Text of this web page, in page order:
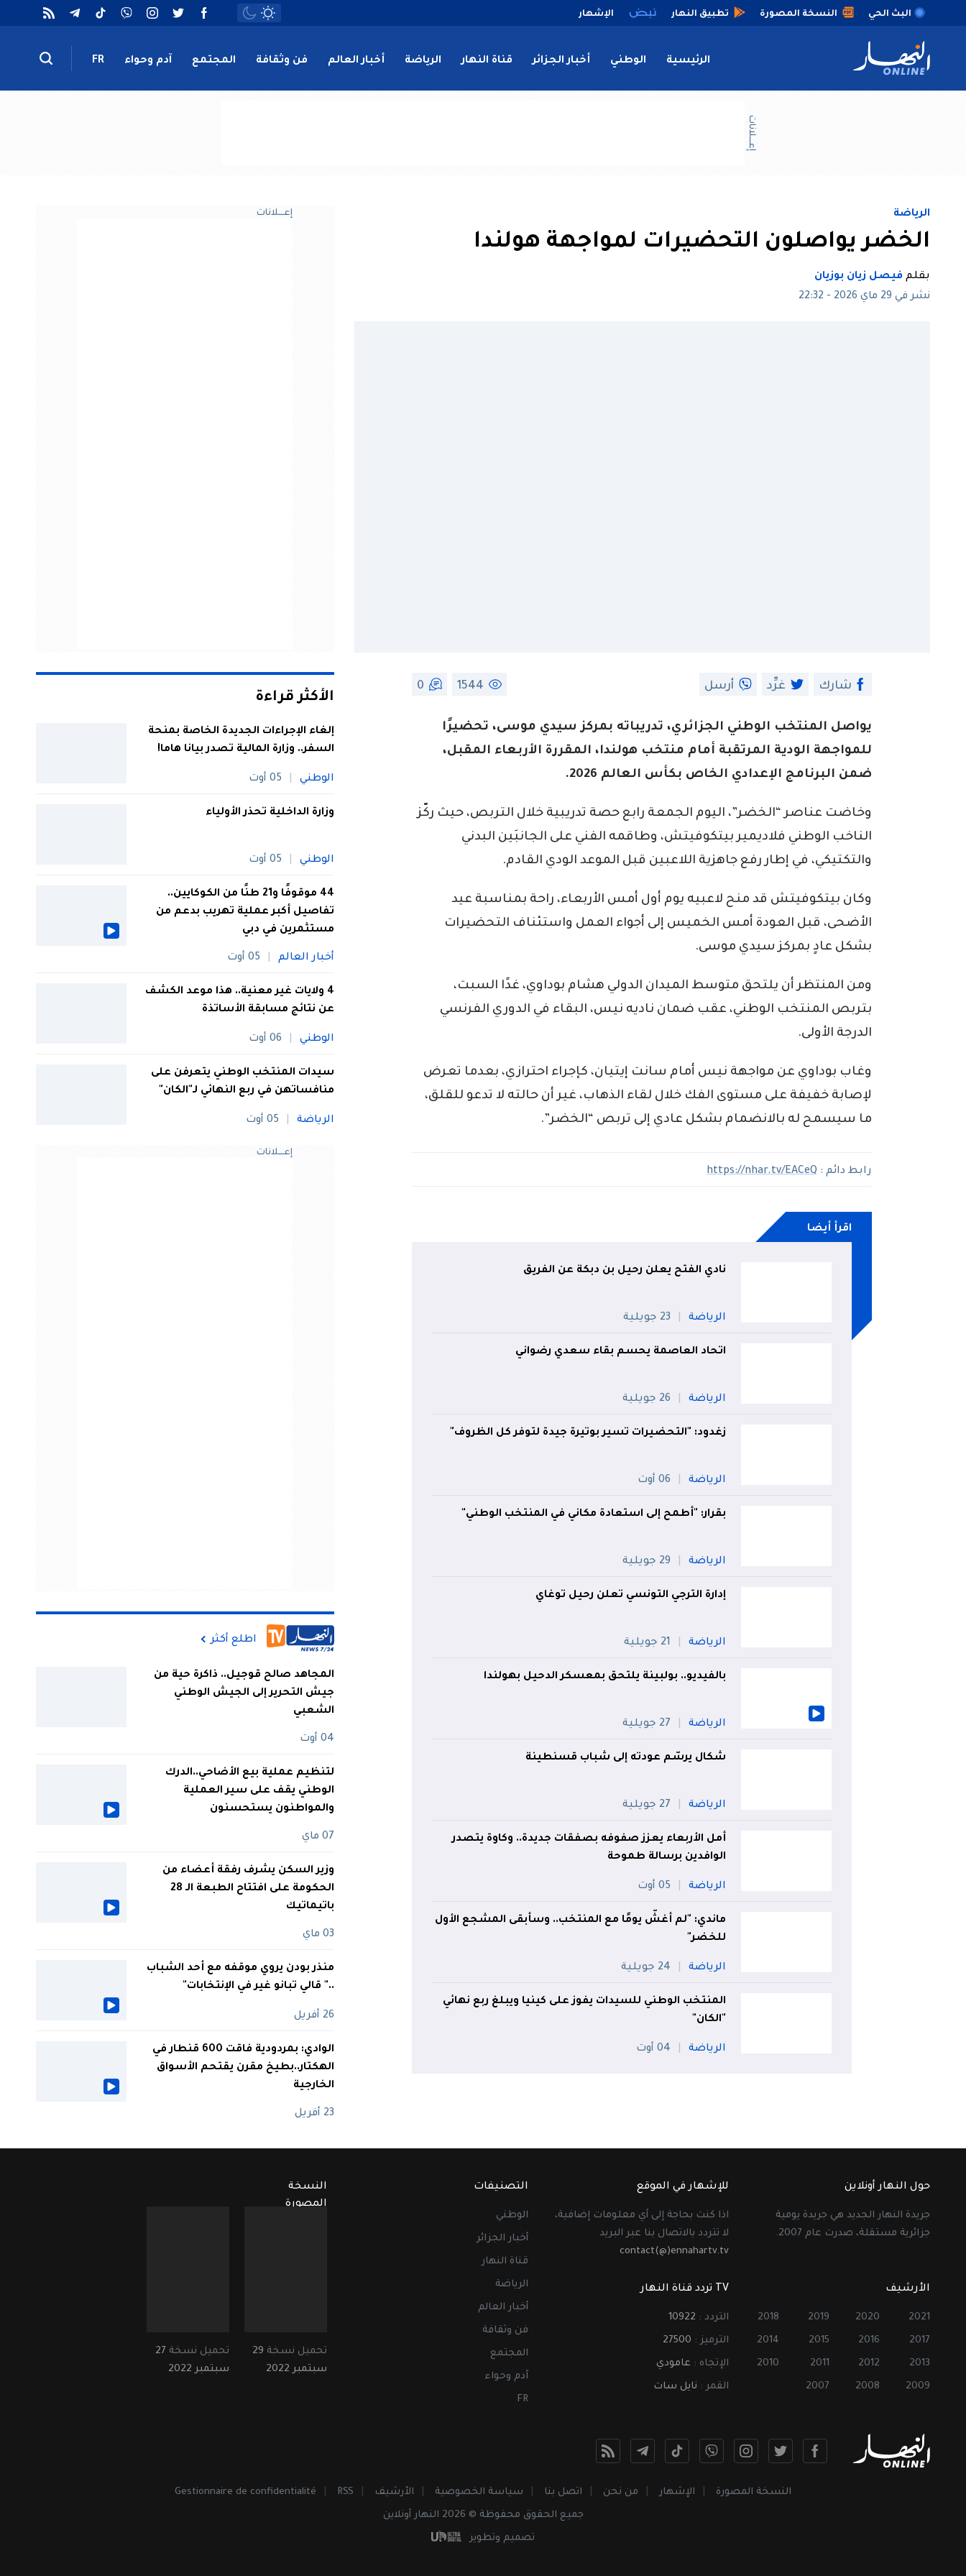
البث الحي النسخة المصورة تطبيق النهار الإشهار
الرئيسية الوطني أخبار الجزائر قناة النهار الرياضة أخبار العالم فن وثقافة المجتمع آدم وحواء FR
إعــــلانات
الرياضة
الخضر يواصلون التحضيرات لمواجهة هولندا
بقلم فيصل زيان بوزيان
نشر في 29 ماي 2026 - 22:32
شارك غرِّد أرسل 1544
0
يواصل المنتخب الوطني الجزائري، تدريباته بمركز سيدي موسى، تحضيرًا
للمواجهة الودية المرتقبة أمام منتخب هولندا، المقررة الأربعاء المقبل،
ضمن البرنامج الإعدادي الخاص بكأس العالم 2026.
وخاضت عناصر “الخضر”، اليوم الجمعة رابع حصة تدريبية خلال التربص، حيث ركّز
الناخب الوطني فلاديمير بيتكوفيتش، وطاقمه الفني على الجانبَين البدني
والتكتيكي، في إطار رفع جاهزية اللاعبين قبل الموعد الودي القادم.
وكان بيتكوفيتش قد منح لاعبيه يوم أول أمس الأربعاء، راحة بمناسبة عيد
الأضحى، قبل العودة أمس الخميس إلى أجواء العمل واستئناف التحضيرات
بشكل عادٍ بمركز سيدي موسى.
ومن المنتظر أن يلتحق متوسط الميدان الدولي هشام بوداوي، غدًا السبت،
بتربص المنتخب الوطني، عقب ضمان ناديه نيس، البقاء في الدوري الفرنسي
الدرجة الأولى.
وغاب بوداوي عن مواجهة نيس أمام سانت إيتيان، كإجراء احترازي، بعدما تعرض
لإصابة خفيفة على مستوى الفك خلال لقاء الذهاب، غير أن حالته لا تدعو للقلق،
ما سيسمح له بالانضمام بشكل عادي إلى تربص “الخضر”.
رابط دائم : https://nhar.tv/EACeQ
اقرأ أيضا
نادي الفتح يعلن رحيل بن دبكة عن الفريق
الرياضة 23 جويلية
اتحاد العاصمة يحسم بقاء سعدي رضواني
الرياضة 26 جويلية
زغدود: "التحضيرات تسير بوتيرة جيدة لتوفر كل الظروف"
الرياضة 06 أوت
بقرار: "أطمح إلى استعادة مكاني في المنتخب الوطني"
الرياضة 29 جويلية
إدارة الترجي التونسي تعلن رحيل توغاي
الرياضة 21 جويلية
بالفيديو.. بولبينة يلتحق بمعسكر الدحيل بهولندا
الرياضة 27 جويلية
شكال يرسّم عودته إلى شباب قسنطينة
الرياضة 27 جويلية
أمل الأربعاء يعزز صفوفه بصفقات جديدة.. وكاوة يتصدر
الوافدين برسالة طموحة
الرياضة 05 أوت
ماندي: "لم أغشّ يومًا مع المنتخب.. وسأبقى المشجع الأول
للخضر"
الرياضة 24 جويلية
المنتخب الوطني للسيدات يفوز على كينيا ويبلغ ربع نهائي
"الكان"
الرياضة 04 أوت
إعــــلانات
الأكثر قراءة
إلغاء الإجراءات الجديدة الخاصة بمنحة
السفر.. وزارة المالية تصدر بيانا هاما!
الوطني 05 أوت
وزارة الداخلية تحذر الأولياء
الوطني 05 أوت
44 موقوفًا و21 طنًا من الكوكايين..
تفاصيل أكبر عملية تهريب بدعم من
مستثمرين في دبي
أخبار العالم 05 أوت
4 ولايات غير معنية.. هذا موعد الكشف
عن نتائج مسابقة الأساتذة
الوطني 06 أوت
سيدات المنتخب الوطني يتعرفن على
منافساتهن في ربع النهائي لـ"الكان"
الرياضة 05 أوت
إعــــلانات
اطلع أكثر
المجاهد صالح قوجيل.. ذاكرة حية من
جيش التحرير إلى الجيش الوطني
الشعبي
04 أوت
لتنظيم عملية بيع الأضاحي..الدرك
الوطني يقف على سير العملية
والمواطنون يستحسنون
07 ماي
وزير السكن يشرف رفقة أعضاء من
الحكومة على افتتاح الطبعة الـ 28
باتيماتيك
03 ماي
منذر بودن يروي موقفه مع أحد الشباب
.." قالي تبانو غير في الإنتخابات"
26 أفريل
الوادي: بمردودية فاقت 600 قنطار في
الهكتار..بطيخ مقرن يقتحم الأسواق
الخارجية
23 أفريل
حول النهار أونلاين
جريدة النهار الجديد هي جريدة يومية
جزائرية مستقلة، صدرت عام 2007.
للإشهار في الموقع
اذا كنت بحاجة إلى أي معلومات إضافية،
لا تتردد بالاتصال بنا عبر البريد
contact(@)ennahartv.tv
الأرشيف
2021
2020
2019
2018
2017
2016
2015
2014
2013
2012
2011
2010
2009
2008
2007
TV تردد قناة النهار
التردد : 10922
الترميز : 27500
الإتجاه : عامودي
القمر : نايل سات
التصنيفات
الوطني
أخبار الجزائر
قناة النهار
الرياضة
أخبار العالم
فن وثقافة
المجتمع
آدم وحواء
FR
النسخة
المصورة
تحميل نسخة 29
سبتمبر 2022
تحميل نسخة 27
سبتمبر 2022
النسخة المصورة الإشهار من نحن اتصل بنا سياسة الخصوصية الأرشيف RSS
Gestionnaire de confidentialité
جميع الحقوق محفوظة © 2026 النهار أونلاين
تصميم وتطوير